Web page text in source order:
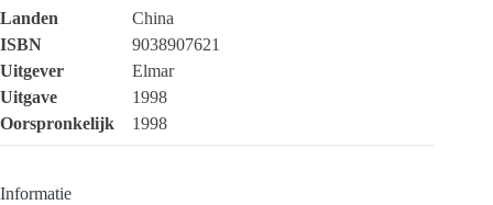
Landen
China
ISBN
9038907621
Uitgever
Elmar
Uitgave
1998
Oorspronkelijk
1998
Informatie